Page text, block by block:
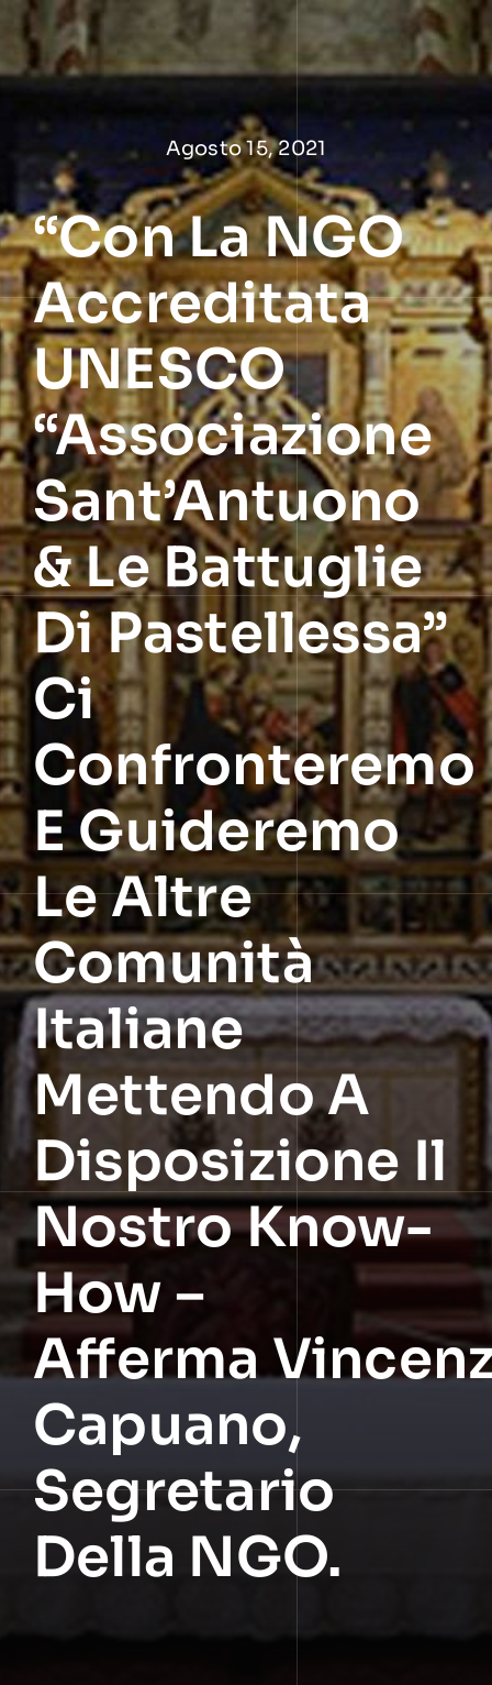
Salta
contenuto
Agosto 15, 2021
“Con La NGO
Accreditata
UNESCO
“Associazione
Sant’Antuono
& Le Battuglie
Di Pastellessa”
Ci
Confronteremo
E Guideremo
Le Altre
Comunità
Italiane
Mettendo A
Disposizione Il
Nostro Know-
How –
Afferma
Capuano,
Segretario
Della NGO.